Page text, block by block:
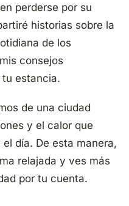
perderse por su
historias sobre la
de los
consejos
tu estancia.
de una ciudad
y el calor que
día. De esta manera,
relajada y ves más
por tu cuenta.